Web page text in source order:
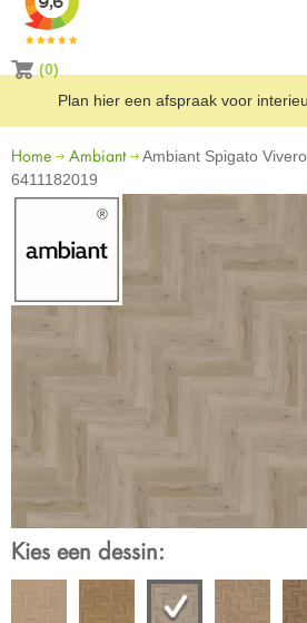
(0)
Plan hier een afspraak voor
Home Ambiant
Ambiant Spigato
6411182019
Kies een dessin: